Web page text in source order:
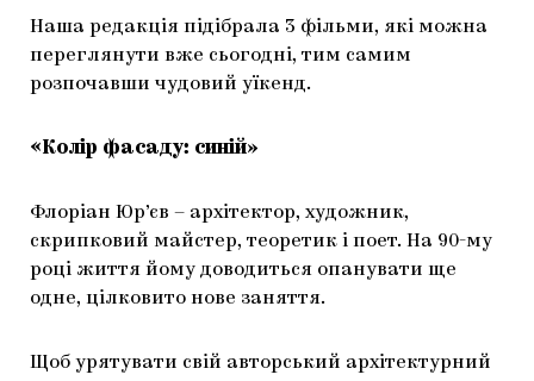
Наша редакція підібрала 3 фільми, які можна
переглянути вже сьогодні, тим самим
розпочавши чудовий уїкенд.
«Колір фасаду: синій»
Флоріан Юр’єв – архітектор, художник,
скрипковий майстер, теоретик і поет. На 90-му
році життя йому доводиться опанувати ще
одне, цілковито нове заняття.
Щоб урятувати свій авторський архітектурний